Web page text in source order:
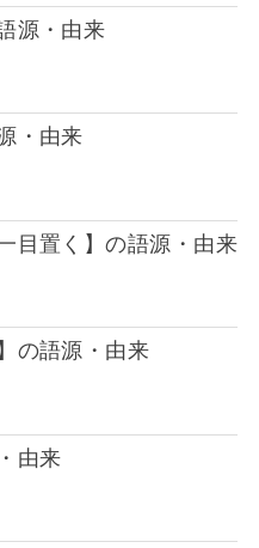
源・由来
・由来
目置く】の語源・由来
の語源・由来
由来